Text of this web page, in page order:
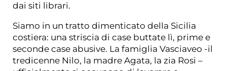
dai siti librari.
Siamo in un tratto dimenticato della Sicilia
costiera: una striscia di case buttate lì, prime e
seconde case abusive. La famiglia Vasciaveo -il
tredicenne Nilo, la madre Agata, la zia Rosi –